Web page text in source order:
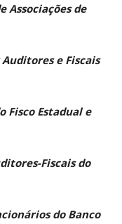
Associações de
Auditores e Fiscais
Fisco Estadual e
Fiscais do
do Banco